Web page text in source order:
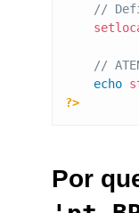
//
//
echo
?>
Por